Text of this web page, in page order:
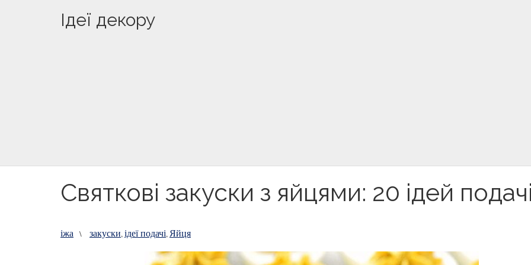
Ідеї декору
Святкові закуски з яйцями: 20 ідей
іжа \ закуски,ідеї подачі, Яйця